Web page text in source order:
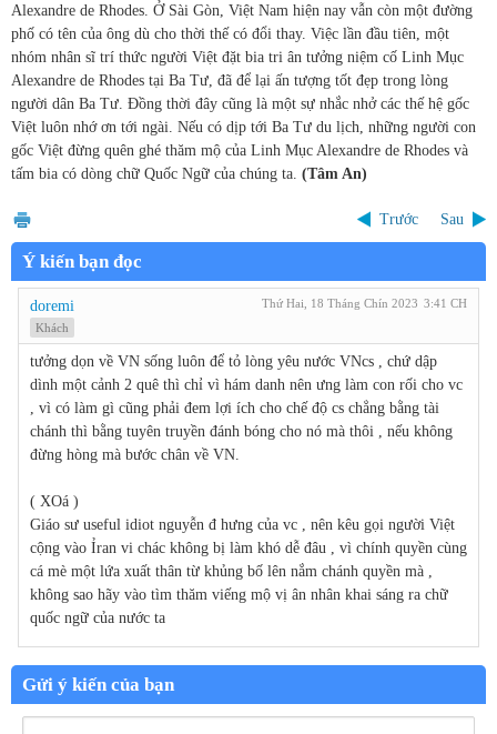
Alexandre de Rhodes. Ở Sài Gòn, Việt Nam hiện nay vẫn còn một đường
phố có tên của ông dù cho thời thế có đổi thay. Việc lần đầu tiên, một
nhóm nhân sĩ trí thức người Việt đặt bia tri ân tưởng niệm cố Linh Mục
Alexandre de Rhodes tại Ba Tư, đã để lại ấn tượng tốt đẹp trong lòng
người dân Ba Tư. Đồng thời đây cũng là một sự nhắc nhở các thế hệ gốc
Việt luôn nhớ ơn tới ngài. Nếu có dịp tới Ba Tư du lịch, những người con
gốc Việt đừng quên ghé thăm mộ của Linh Mục Alexandre de Rhodes và
tấm bia có dòng chữ Quốc Ngữ của chúng ta. (Tâm An)
Trước Sau
Ý kiến bạn đọc
Thứ Hai, 18 Tháng Chín 2023 3:41 CH
doremi
Khách
tưởng dọn về VN sống luôn để tỏ lòng yêu nước VNcs , chứ dập
dình một cảnh 2 quê thì chỉ vì hám danh nên ưng làm con rối cho vc
, vì có làm gì cũng phải đem lợi ích cho chế độ cs chẳng bằng tài
chánh thì bằng tuyên truyền đánh bóng cho nó mà thôi , nếu không
đừng hòng mà bước chân về VN.
( XOá )
Giáo sư useful idiot nguyễn đ hưng của vc , nên kêu gọi người Việt
cộng vào Ỉran vi chác không bị làm khó dễ đâu , vì chính quyền cùng
cá mè một lứa xuất thân từ khủng bố lên nắm chánh quyền mà ,
không sao hãy vào tìm thăm viếng mộ vị ân nhân khai sáng ra chữ
quốc ngữ của nước ta
Gửi ý kiến của bạn